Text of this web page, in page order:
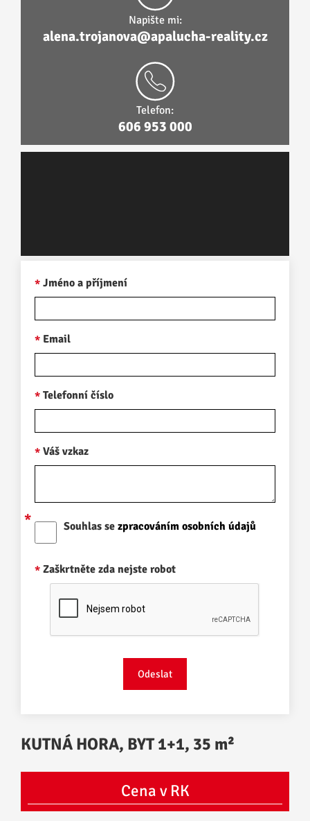
Napište mi:
alena.trojanova@apalucha-reality.cz
Telefon:
606 953 000
Jméno a příjmení
Email
Telefonní číslo
Váš vzkaz
Souhlas se zpracováním osobních údajů
Zaškrtněte zda nejste robot
KUTNÁ HORA, BYT 1+1, 35 m²
Cena v RK